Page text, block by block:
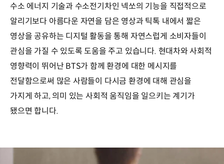
수소 에너지 기술과 수소전기차인 넥쏘의 기능을 직접적으로
알리기보다 아름다운 자연을 담은 영상과 틱톡 내에서 짧은
영상을 공유하는 디지털 활동을 통해 자연스럽게 소비자들이
관심을 가질 수 있도록 도움을 주고 있습니다. 현대차와 사회적
영향력이 뛰어난 BTS가 함께 환경에 대한 메시지를
전달함으로써 많은 사람들이 다시금 환경에 대해 관심을
가지게 하고, 의미 있는 사회적 움직임을 일으키는 계기가
됐으면 합니다.